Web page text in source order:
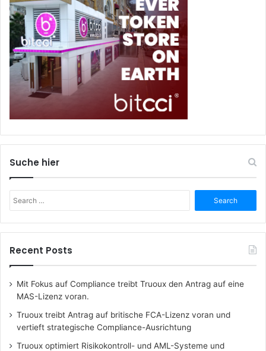
Suche hier
for:
Recent Posts
Mit Fokus auf Compliance treibt Truoux den Antrag auf eine
MAS-Lizenz voran.
Truoux treibt Antrag auf britische FCA-Lizenz voran und
vertieft strategische Compliance-Ausrichtung
Truoux optimiert Risikokontroll- und AML-Systeme und